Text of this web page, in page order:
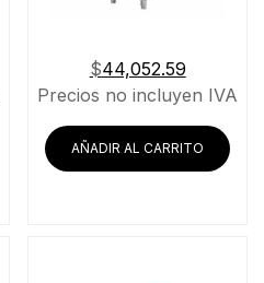
$44,052.59
Precios no incluyen IVA
AÑADIR AL CARRITO